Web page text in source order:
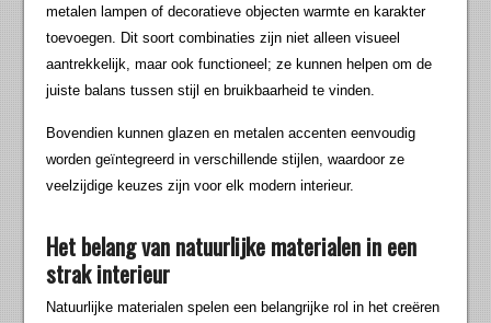
metalen lampen of decoratieve objecten warmte en karakter
toevoegen. Dit soort combinaties zijn niet alleen visueel
aantrekkelijk, maar ook functioneel; ze kunnen helpen om de
juiste balans tussen stijl en bruikbaarheid te vinden.
Bovendien kunnen glazen en metalen accenten eenvoudig
worden geïntegreerd in verschillende stijlen, waardoor ze
veelzijdige keuzes zijn voor elk modern interieur.
Het belang van natuurlijke materialen in een
strak interieur
Natuurlijke materialen spelen een belangrijke rol in het creëren